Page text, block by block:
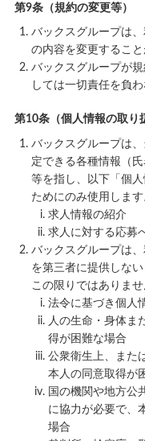
第9条（規約の変更等）
バックスグループは
の内容を変更すること
バックスグループが
しては一切責任を負
第10条（個人情報の取り
バックスグループは
定できる各種情報（
等を指し、以下「個
ためにのみ使用します
求人情報の紹介
求人に対する応募
バックスグループは
を第三者に提供しな
この限りではありませ
法令に基づき個人
人の生命・身体ま
得が困難な場合
公衆衛生上、また
本人の同意取得が
国の機関や地方公
に協力が必要で、
場合